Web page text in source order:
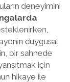
deneyimini
duygusal
bir sahnede
için
hikaye ile